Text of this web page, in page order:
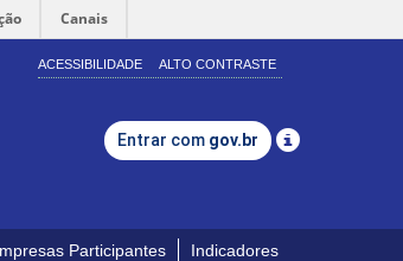
Canais
ACESSIBILIDADE ALTO CONTRASTE
Entrar com gov.br
Participantes Indicadores